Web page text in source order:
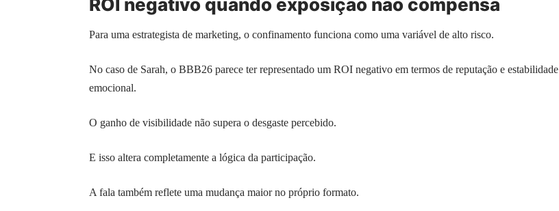
Para uma estrategista de marketing, o confinamento funciona como uma variável de alto risco.
No caso de Sarah, o BBB26 parece ter representado um ROI negativo em termos de reputação e estabilidade
emocional.
O ganho de visibilidade não supera o desgaste percebido.
E isso altera completamente a lógica da participação.
A fala também reflete uma mudança maior no próprio formato.